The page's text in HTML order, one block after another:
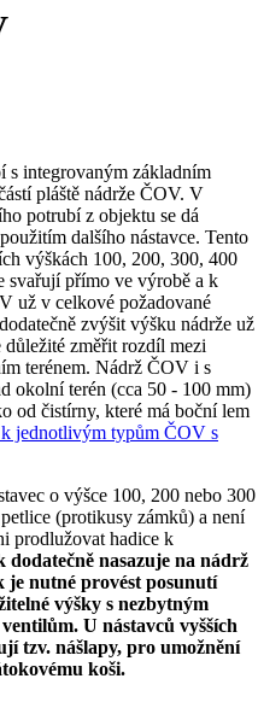
integrovaným základním
pláště nádrže ČOV. V
potrubí z objektu se dá
dalšího nástavce. Tento
výškách 100, 200, 300, 400
svařují přímo ve výrobě a k
už v celkové požadované
zvýšit výšku nádrže už
změřit rozdíl mezi
terénem. Nádrž ČOV i s
okolní terén (cca 50 - 100 mm)
od čistírny, které má boční lem
jednotlivým typům ČOV s
o výšce 100, 200 nebo 300
(protikusy zámků) a není
prodlužovat hadice k
dodatečně nasazuje na nádrž
je nutné provést posunutí
výšky s nezbytným
U nástavců vyšších
tzv. nášlapy, pro umožnění
koši.